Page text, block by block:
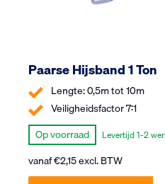
Paarse Hijsband 1 Ton
Lengte: 0,5m tot 10m
Veiligheidsfactor 7:1
Op voorraad
Levertijd 1-2
vanaf€2,15excl. BTW